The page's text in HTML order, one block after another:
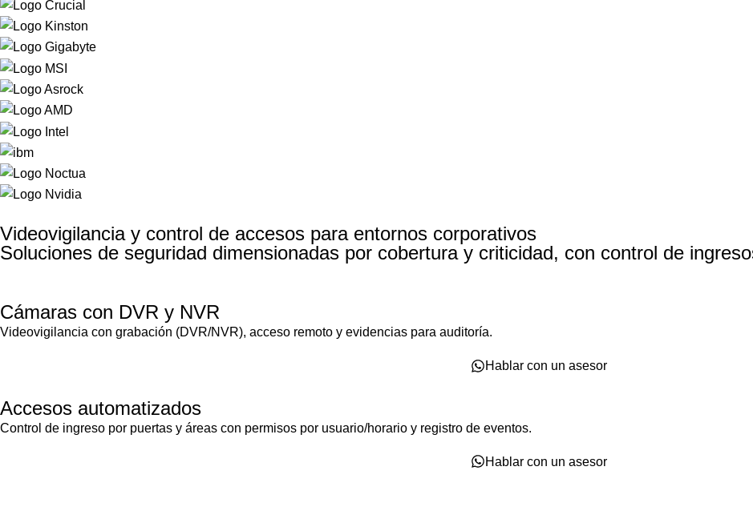
Videovigilancia y control de accesos para entornos corporativos
Soluciones de seguridad dimensionadas por cobertura y criticidad, con control de
Cámaras con DVR y NVR
Videovigilancia con grabación (DVR/NVR), acceso remoto y evidencias para auditoría.
Hablar con un asesor
Accesos automatizados
Control de ingreso por puertas y áreas con permisos por usuario/horario y registro de eventos.
Hablar con un asesor